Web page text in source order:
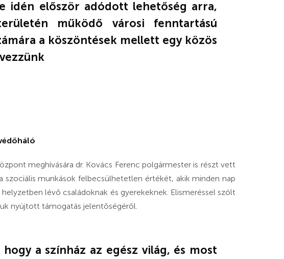
idén először adódott lehetőség arra,
működő városi fenntartású
a köszöntések mellett egy közös
meghívására dr. Kovács Ferenc polgármester is részt vett
szociális munkások felbecsülhetetlen értékét, akik minden nap
lévő családoknak és gyerekeknek. Elismeréssel szólt
nyújtott támogatás jelentőségéről.
a színház az egész világ, és most